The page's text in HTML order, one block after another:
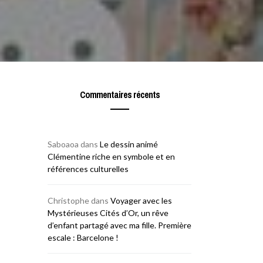
Commentaires récents
Saboaoa dans Le dessin animé
Clémentine riche en symbole et en
références culturelles
Christophedans Voyager avec les
Mystérieuses Cités d’Or, un rêve
d’enfant partagé avec ma fille. Première
escale : Barcelone !